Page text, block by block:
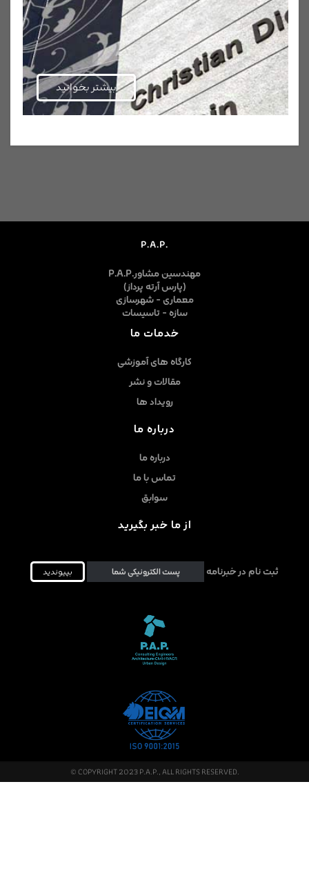
بیشتر بخوانید
P.A.P.
P.A.P.مهندسین مشاور
(پارس آرته پرداز)
معماری - شهرسازی
سازه - تاسیسات
خدمات ما
کارگاه های آموزشی
مقالات و نشر
رویداد ها
درباره ما
درباره ما
تماس با ما
سوابق
از ما خبر بگیرید
ثبت نام در خبرنامه
© COPYRIGHT 2023 P.A.P., ALL RIGHTS RESERVED.